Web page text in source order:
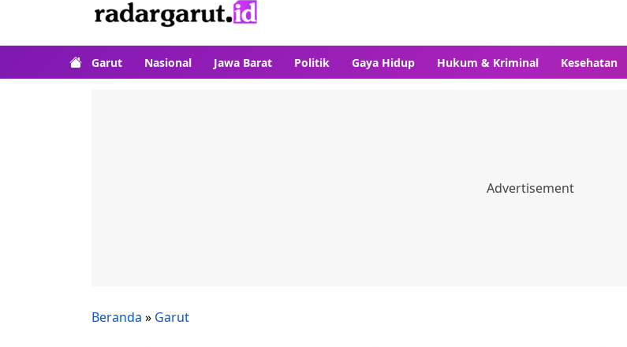
Garut Nasional Jawa Barat Politik Gaya Hidup Hukum & Kriminal Kesehatan
Beranda » Garut